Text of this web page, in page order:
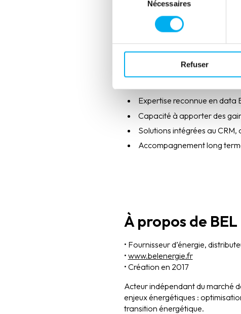
consentement
Nécessaires
Refuser
Meilleure fluidité interne et
ELLISPHERE est ainsi devenu
performance commerciale.
Pourquoi
Expertise reconnue en data
Capacité à apporter des
Solutions intégrées au
Accompagnement long
À propos de BEL
• Fournisseur d’énergie,
• www.belenergie.fr
• Création en 2017
Acteur indépendant du marché
enjeux énergétiques :
transition énergétique.